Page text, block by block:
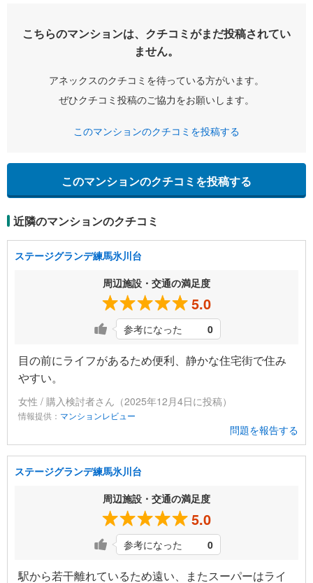
こちらのマンションは、クチコミがまだ投稿されてい
ません。
アネックスのクチコミを待っている方がいます。
ぜひクチコミ投稿のご協力をお願いします。
このマンションのクチコミを投稿する
このマンションのクチコミを投稿する
近隣のマンションのクチコミ
ステージグランデ練馬氷川台
周辺施設・交通の満足度
5.0
参考になった 0
目の前にライフがあるため便利、静かな住宅街で住み
やすい。
女性 / 購入検討者さん（2025年12月4日に投稿）
情報提供： マンションレビュー
問題を報告する
ステージグランデ練馬氷川台
周辺施設・交通の満足度
5.0
参考になった 0
駅から若干離れているため遠い、またスーパーはライ